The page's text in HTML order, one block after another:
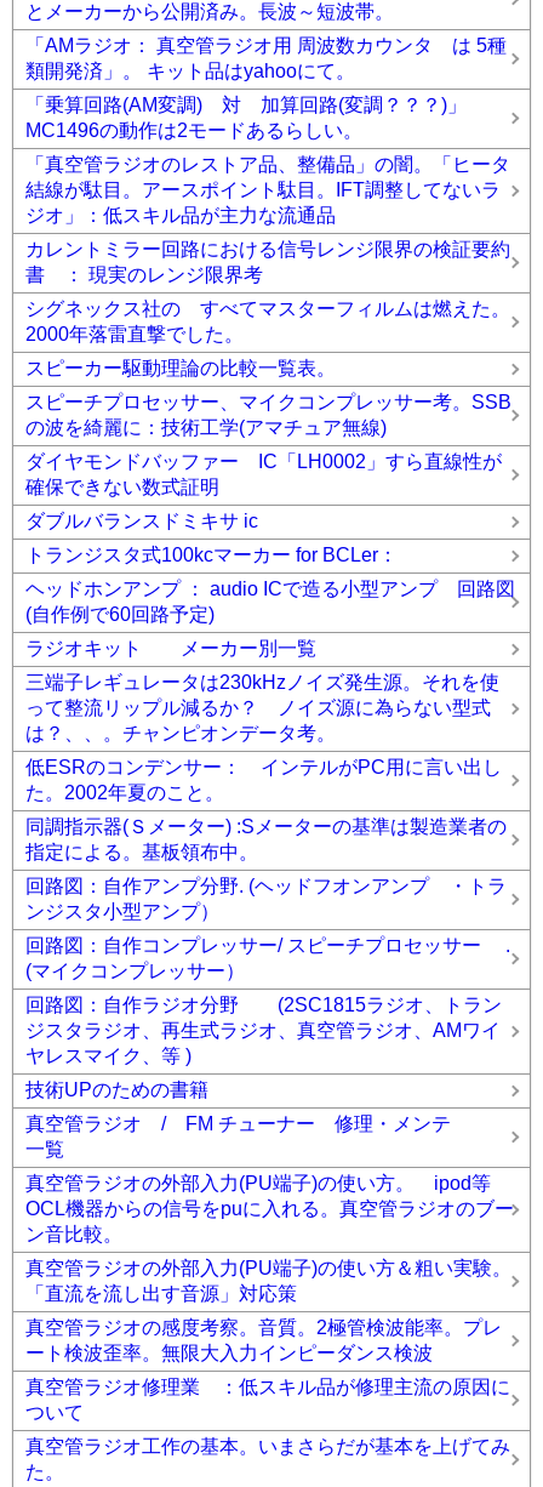
とメーカーから公開済み。長波～短波帯。
「AMラジオ： 真空管ラジオ用 周波数カウンタ は 5種
類開発済」。 キット品はyahooにて。
「乗算回路(AM変調) 対 加算回路(変調？？？)」
MC1496の動作は2モードあるらしい。
「真空管ラジオのレストア品、整備品」の闇。「ヒータ
結線が駄目。アースポイント駄目。IFT調整してないラ
ジオ」：低スキル品が主力な流通品
カレントミラー回路における信号レンジ限界の検証要約
書 ： 現実のレンジ限界考
シグネックス社の すべてマスターフィルムは燃えた。
2000年落雷直撃でした。
スピーカー駆動理論の比較一覧表。
スピーチプロセッサー、マイクコンプレッサー考。SSB
の波を綺麗に：技術工学(アマチュア無線)
ダイヤモンドバッファー IC「LH0002」すら直線性が
確保できない数式証明
ダブルバランスドミキサ ic
トランジスタ式100kcマーカー for BCLer：
ヘッドホンアンプ ： audio ICで造る小型アンプ 回路図
(自作例で60回路予定)
ラジオキット メーカー別一覧
三端子レギュレータは230kHzノイズ発生源。それを使
って整流リップル減るか？ ノイズ源に為らない型式
は？、、。チャンピオンデータ考。
低ESRのコンデンサー： インテルがPC用に言い出し
た。2002年夏のこと。
同調指示器(Ｓメーター) :Sメーターの基準は製造業者の
指定による。基板領布中。
回路図：自作アンプ分野. (ヘッドフオンアンプ ・トラ
ンジスタ小型アンプ）
回路図：自作コンプレッサー/ スピーチプロセッサー .
(マイクコンプレッサー）
回路図：自作ラジオ分野 (2SC1815ラジオ、トラン
ジスタラジオ、再生式ラジオ、真空管ラジオ、AMワイ
ヤレスマイク、等 )
技術UPのための書籍
真空管ラジオ / FM チューナー 修理・メンテ
一覧
真空管ラジオの外部入力(PU端子)の使い方。 ipod等
OCL機器からの信号をpuに入れる。真空管ラジオのブー
ン音比較。
真空管ラジオの外部入力(PU端子)の使い方＆粗い実験。
「直流を流し出す音源」対応策
真空管ラジオの感度考察。音質。2極管検波能率。プレ
ート検波歪率。無限大入力インピーダンス検波
真空管ラジオ修理業 ：低スキル品が修理主流の原因に
ついて
真空管ラジオ工作の基本。いまさらだが基本を上げてみ
た。